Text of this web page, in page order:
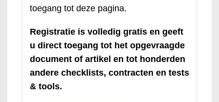
toegang tot deze pagina.
Registratie is volledig gratis en geeft
u direct toegang tot het opgevraagde
document of artikel en tot honderden
andere checklists, contracten en tests
& tools.